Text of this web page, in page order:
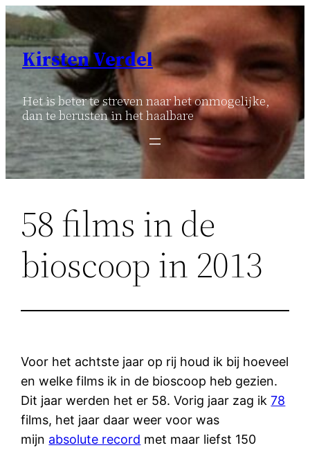
Ga
naar
inhoud
Kirsten Verdel
Het is beter te streven naar het onmogelijke,
dan te berusten in het haalbare
58 films in de
bioscoop in 2013
Voor het achtste jaar op rij houd ik bij hoeveel
en welke films ik in de bioscoop heb gezien.
Dit jaar werden het er 58. Vorig jaar zag ik78
films, het jaar daar weer voor was
mijn absolute record met maar liefst 150